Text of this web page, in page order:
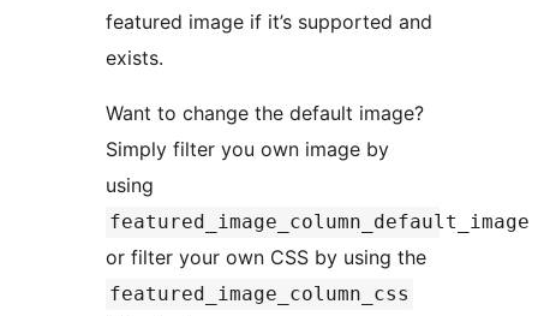
featured image if it’s supported and
exists.
Want to change the default image?
Simply filter you own image by
using
featured_image_column_default_image
or filter your own CSS by using the
featured_image_column_css